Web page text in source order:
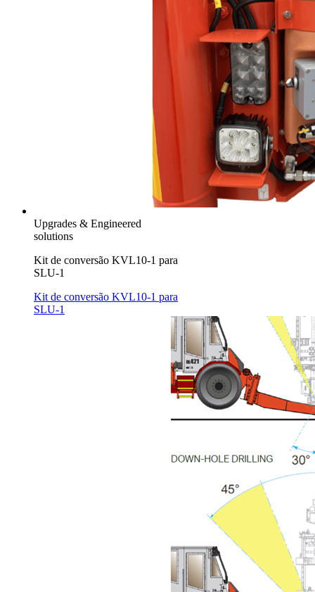
Upgrades & Engineered
solutions
Kit de conversão KVL10-1 para
SLU-1
Kit de conversão KVL10-1 para
SLU-1